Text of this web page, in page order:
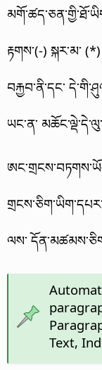
རྟགས་(-) སྐར་མ་
བརྐྱབ་ནི་དང་
ཡང་ན་
ལས་
Text,